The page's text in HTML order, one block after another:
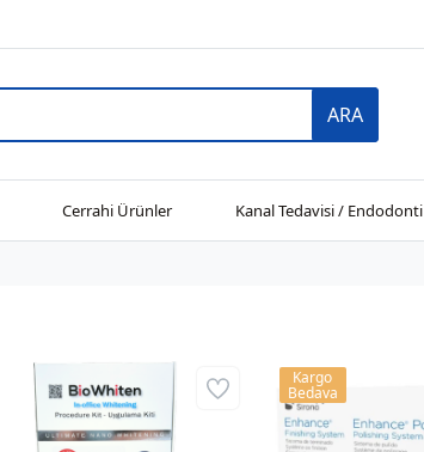
ARA
Cerrahi Ürünler Kanal Tedavisi / Endodonti
Kargo
Bedava